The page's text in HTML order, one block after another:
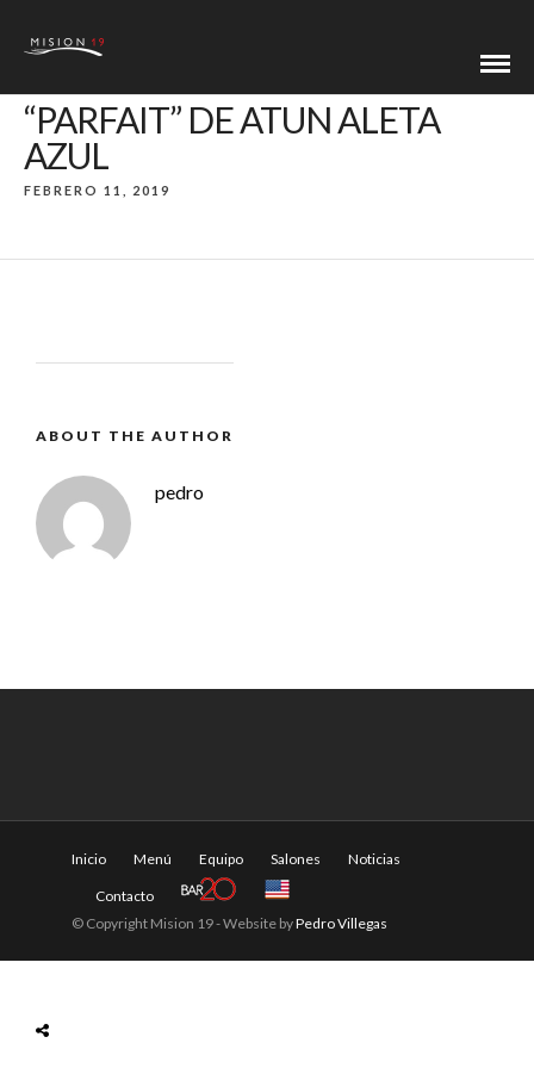
“PARFAIT” DE ATUN ALETA
AZUL
FEBRERO 11, 2019
ABOUT THE AUTHOR
pedro
Inicio Menú Equipo Salones Noticias
Contacto
© Copyright Mision 19 - Website byPedro Villegas